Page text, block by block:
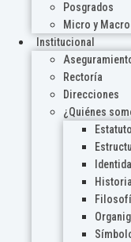
Posgrados
Micro y
Institucional
Rectoría
Direcciones
¿Quiénes
Historia